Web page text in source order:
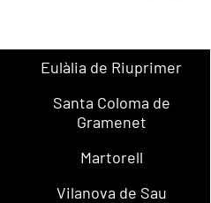
Eulàlia de Riuprimer
Santa Coloma de
Gramenet
Martorell
Vilanova de Sau